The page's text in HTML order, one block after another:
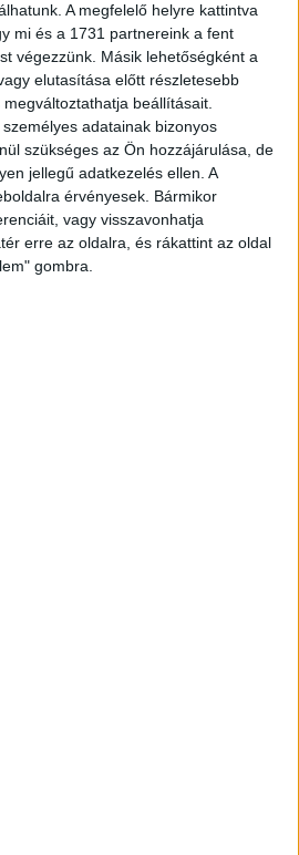
A megfelelő helyre kattintva
mi és a 1731 partnereink a fent
végezzünk. Másik lehetőségként a
elutasítása előtt részletesebb
beállításait.
adatainak bizonyos
szükséges az Ön hozzájárulása, de
jellegű adatkezelés ellen. A
érvényesek. Bármikor
vagy visszavonhatja
erre az oldalra, és rákattint az oldal
gombra.
a légiközlekedés és
érdeklődő
várjuk, hogy a budapesti döntőn
a legjobb csapatokkal.”
Air WIZZ Youth Challenge